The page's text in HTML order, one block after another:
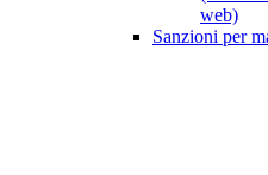
web)
Sanzioni per